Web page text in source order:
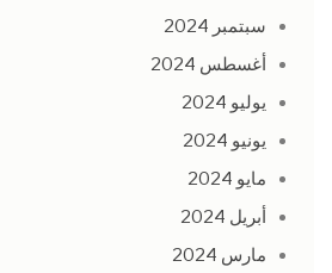
سبتمبر 2024
أغسطس 2024
يوليو 2024
يونيو 2024
مايو 2024
أبريل 2024
مارس 2024